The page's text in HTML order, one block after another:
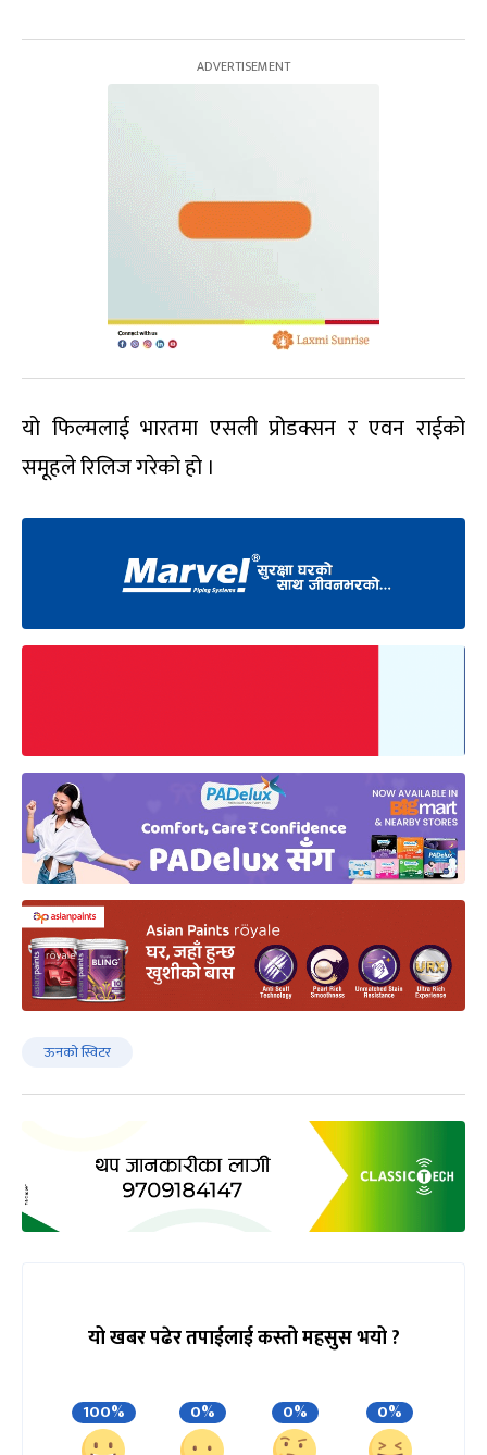
यो फिल्मलाई भारतमा एसली प्रोडक्सन र एवन राईको
समूहले रिलिज गरेको हो ।
ऊनको स्विटर
यो खबर पढेर तपाईलाई कस्तो महसुस भयो ?
100% 0% 0% 0%